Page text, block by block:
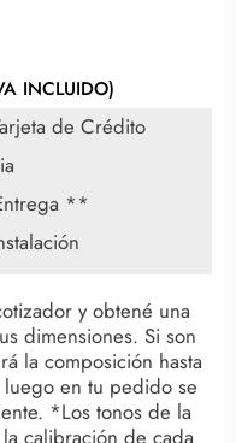
INCLUIDO)
de Crédito
**
y obtené una
dimensiones. Si son
la composición hasta
en tu pedido se
*Los tonos de la
calibración de cada